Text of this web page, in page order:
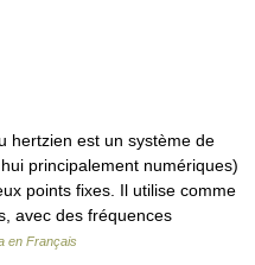
hertzien est un système de
principalement numériques)
points fixes. Il utilise comme
avec des fréquences
en Français